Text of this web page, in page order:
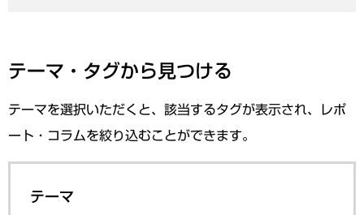
テーマ・タグから見つける
テーマを選択いただくと、該当するタグが表示され、レポ
ート・コラムを絞り込むことができます。
テーマ